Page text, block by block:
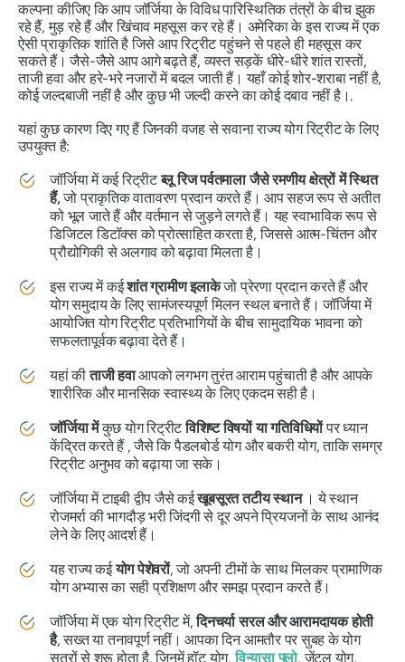
कल्पना कीजिए कि आप जॉर्जिया के विविध पारिस्थितिक तंत्रों के बीच झुक
रहे हैं, मुड़ रहे हैं और खिंचाव महसूस कर रहे हैं। अमेरिका के इस राज्य में एक
ऐसी प्राकृतिक शांति है जिसे आप रिट्रीट पहुंचने से पहले ही महसूस कर
सकते हैं। जैसे-जैसे आप आगे बढ़ते हैं, व्यस्त सड़कें धीरे-धीरे शांत रास्तों,
ताजी हवा और हरे-भरे नजारों में बदल जाती हैं। यहाँ कोई शोर-शराबा नहीं है,
कोई जल्दबाजी नहीं है और कुछ भी जल्दी करने का कोई दबाव नहीं है।.
यहां कुछ कारण दिए गए हैं जिनकी वजह से सवाना राज्य योग रिट्रीट के लिए
उपयुक्त है:
जॉर्जिया में कई रिट्रीटब्लू रिज पर्वतमाला जैसे रमणीय क्षेत्रों में स्थित
हैं,जो प्राकृतिक वातावरण प्रदान करते हैं। आप सहज रूप से अतीत
को भूल जाते हैं और वर्तमान से जुड़ने लगते हैं। यह स्वाभाविक रूप से
डिजिटल डिटॉक्स को प्रोत्साहित करता है, जिससे आत्म-चिंतन और
प्रौद्योगिकी से अलगाव को बढ़ावा मिलता है।
इस राज्य में कईशांत ग्रामीण इलाकेजो प्रेरणा प्रदान करते हैं और
योग समुदाय के लिए सामंजस्यपूर्ण मिलन स्थल बनाते हैं। जॉर्जिया में
आयोजित योग रिट्रीट प्रतिभागियों के बीच सामुदायिक भावना को
सफलतापूर्वक बढ़ावा देते हैं।
यहां कीताजी हवाआपको लगभग तुरंत आराम पहुंचाती है और आपके
शारीरिक और मानसिक स्वास्थ्य के लिए एकदम सही है।
जॉर्जिया मेंकुछ योग रिट्रीटविशिष्ट विषयों या गतिविधियोंपर ध्यान
केंद्रित करते हैं , जैसे कि पैडलबोर्ड योग और बकरी योग, ताकि समग्र
रिट्रीट अनुभव को बढ़ाया जा सके।
जॉर्जिया में टाइबी द्वीप जैसे कईखूबसूरत तटीय स्थान। ये स्थान
रोजमर्रा की भागदौड़ भरी जिंदगी से दूर अपने प्रियजनों के साथ आनंद
लेने के लिए आदर्श हैं।
यह राज्य कईयोग पेशेवरों, जो अपनी टीमों के साथ मिलकर प्रामाणिक
योग अभ्यास का सही प्रशिक्षण और समझ प्रदान करते हैं।
जॉर्जिया में एक योग रिट्रीट में,दिनचर्या सरल और आरामदायक होती
है, सख्त या तनावपूर्ण नहीं। आपका दिन आमतौर पर सुबह के योग
सत्रों से शुरू होता है, जिनमें हॉट योग,विन्यासा फ्लो, जेंटल योग,